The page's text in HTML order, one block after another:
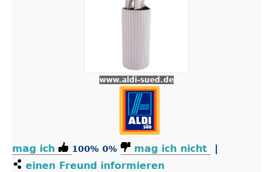
www.aldi-sued.de
mag ich 100% 0% mag ich nicht
|
einen Freund informieren